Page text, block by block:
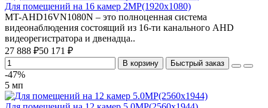
Для помещений на 16 камер 2MP(1920х1080)
MT-AHD16VN1080N – это полноценная система
видеонаблюдения состоящий из 16-ти канального AHD
видеорегистратора и двенадца..
27 888 ₽50 171 ₽
В корзину Быстрый заказ
-47%
5 мп